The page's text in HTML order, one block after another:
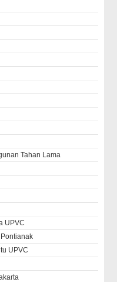
Tahan Lama
UPVC
UPVC